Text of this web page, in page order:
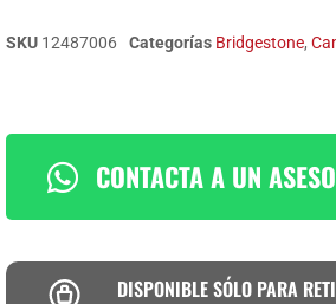
SKU 12487006 Categorías Bridgestone,
CONTACTA A UN
DISPONIBLE SÓLO PARA